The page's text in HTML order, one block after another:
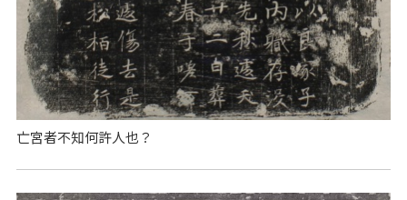
亡宮者不知何許人也？